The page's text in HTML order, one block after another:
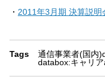
・ 2011年3月期 決算説明
Tags 通信事業者(国内)
databox:キャリア